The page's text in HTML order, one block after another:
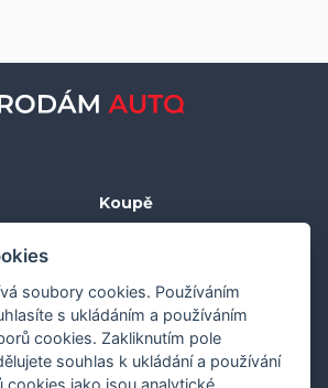
Koupě
Financování vozu
Pojištění vozu
soubory cookies. Používáním
s ukládáním a používáním
cookies. Zakliknutím pole
souhlas k ukládání a používání
cookies jako jsou analytické,